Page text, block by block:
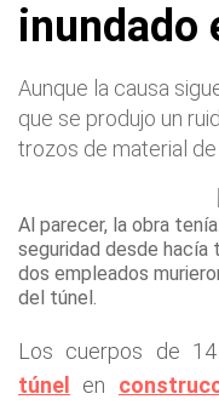
inundado
Aunque la causa
que se produjo un
trozos de material de
Al parecer, la obra
seguridad desde hacía
dos empleados
del túnel.
Los cuerpos de
túnel
en